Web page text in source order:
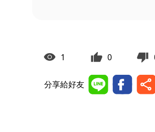
1 0
分享給好友